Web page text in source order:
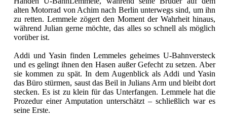
alten Motorrad von Achim nach Berlin unterwegs sind, um ihn
zu retten. Lemmele zögert den Moment der Wahrheit hinaus,
während Julian gerne möchte, das alles so schnell als möglich
vorüber ist.
Addi und Yasin finden Lemmeles geheimes U-Bahnversteck
und es gelingt ihnen den Hasen außer Gefecht zu setzen. Aber
sie kommen zu spät. In dem Augenblick als Addi und Yasin
das Büro stürmen, saust das Beil in Julians Arm und bleibt dort
stecken. Es ist zu klein für das Unterfangen. Lemmele hat die
Prozedur einer Amputation unterschätzt – schließlich war es
seine Erste.